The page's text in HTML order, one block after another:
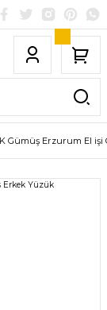
Gümüş Erzurum El